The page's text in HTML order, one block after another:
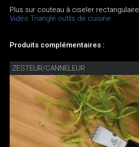
Plus sur couteau à ciseler rectangulaire
Vidéo Triangle outils de cuisine
Produits complémentaires :
ZESTEUR/CANNELEUR